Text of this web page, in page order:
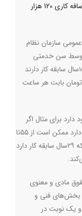
یک پرستار با 29 سال سابقه به ازای هر ساعت اضافه کاری 120 هزار
سازمان نظام
متوسط سن خدمتی
پرستاران در کشور ۱۵سال است و همکارانی که ۱۵سال سابقه کار دارند
که ارائه شده بین ۸۲تا ۸۵هزار تومان بابت هر ساعت
برای مثال اگر
یک پرستار در سال‌های ابتدایی خدمتش حضور دارد ممکن است از ۵۵تا
۶۰هزار تومان اضافه کار دریافت کند و پرستاری که ۲۹سال سابقه کار دارد
.
مادی و معنوی
بخش‌های فنی و
و یک نوبت در